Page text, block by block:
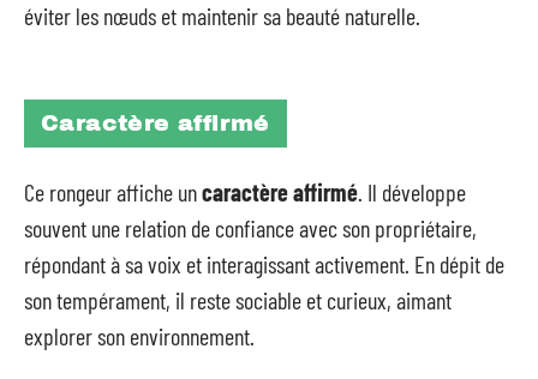
éviter les nœuds et maintenir sa beauté naturelle.
Caractère affirmé
Ce rongeur affiche uncaractère affirmé. Il développe
souvent une relation de confiance avec son propriétaire,
répondant à sa voix et interagissant activement. En dépit de
son tempérament, il reste sociable et curieux, aimant
explorer son environnement.